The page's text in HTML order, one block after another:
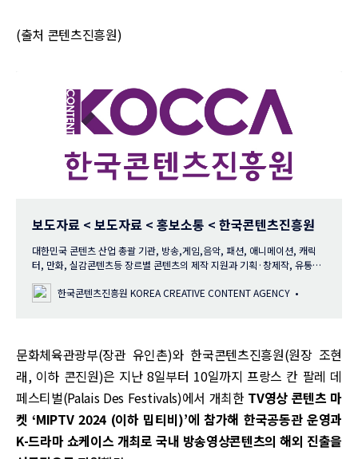
(출처 콘텐츠진흥원)
보도자료 < 보도자료 < 홍보소통 < 한국콘텐츠진흥원
대한민국 콘텐츠 산업 총괄 기관, 방송,게임,음악, 패션, 애니메이션, 캐릭
터, 만화, 실감콘텐츠등 장르별 콘텐츠의 제작 지원과 기획·창제작, 유통·
행
한국콘텐츠진흥원 KOREA CREATIVE CONTENT AGENCY
문화체육관광부(장관 유인촌)와 한국콘텐츠진흥원(원장 조현
래, 이하 콘진원)은 지난 8일부터 10일까지 프랑스 칸 팔레 데
페스티벌(Palais Des Festivals)에서 개최한 TV영상 콘텐츠 마
켓 ‘MIPTV 2024 (이하 밉티비)’에 참가해 한국공동관 운영과
K-드라마 쇼케이스 개최로 국내 방송영상콘텐츠의 해외 진출을